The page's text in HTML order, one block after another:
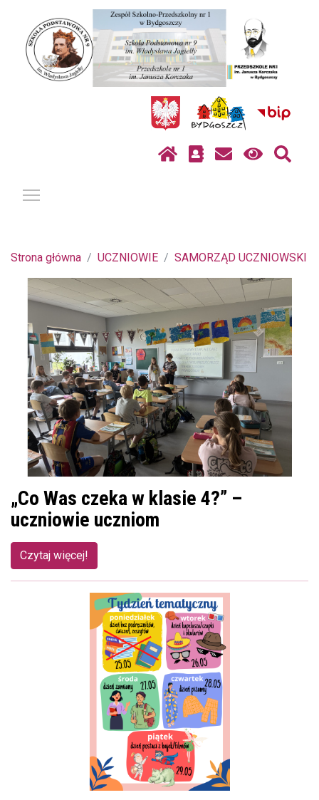
Strona główna UCZNIOWIE SAMORZĄD UCZNIOWSKI
„Co Was czeka w klasie 4?” –
uczniowie uczniom
Czytaj więcej!